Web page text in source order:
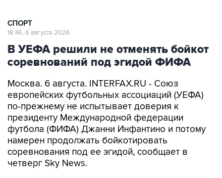
СПОРТ
18:46, 6 августа 2026
В УЕФА решили не отменять бойкот
соревнований под эгидой ФИФА
Москва. 6 августа. INTERFAX.RU - Союз
европейских футбольных ассоциаций (УЕФА)
по-прежнему не испытывает доверия к
президенту Международной федерации
футбола (ФИФА) Джанни Инфантино и потому
намерен продолжать бойкотировать
соревнования под ее эгидой, сообщает в
четверг Sky News.